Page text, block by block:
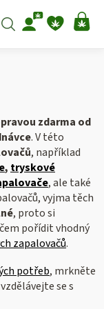
Hledat
zdarma od
.V této
, například
, tryskové
, ale také
vyjma těch
, proto si
pořídit vhodný
zapalovačů.
potřeb, mrkněte
se s